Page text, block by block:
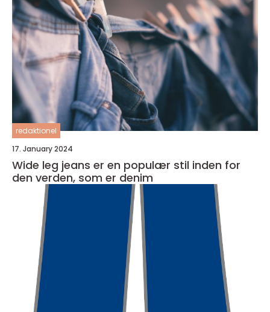
redaktionel
17. January 2024
Wide leg jeans er en populær stil inden for
den verden, som er denim